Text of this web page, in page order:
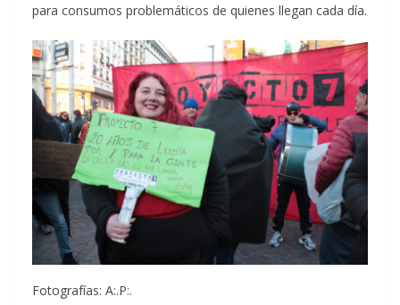
para consumos problemáticos de quienes llegan cada día.
Fotografías: A:.P:.